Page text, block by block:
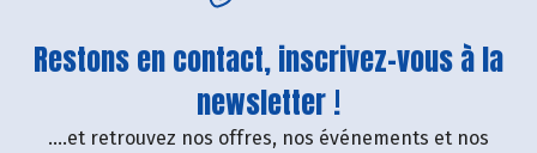
Restons en contact, inscrivez-vous à la
newsletter !
....et retrouvez nos offres, nos événements et nos